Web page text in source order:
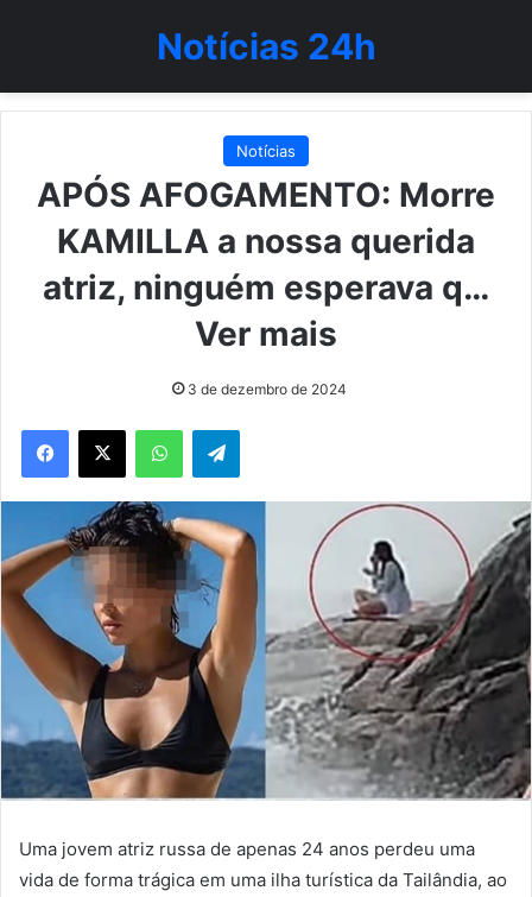
Notícias 24h
Notícias
APÓS AFOGAMENTO: Morre
KAMILLA a nossa querida
atriz, ninguém esperava q…
Ver mais
3 de dezembro de 2024
WhatsAppTelegram
Uma jovem atriz russa de apenas 24 anos perdeu uma
vida de forma trágica em uma ilha turística da Tailândia, ao